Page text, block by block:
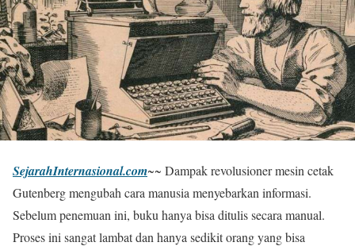
SejarahInternasional.com~~ Dampak revolusioner mesin cetak
Gutenberg mengubah cara manusia menyebarkan informasi.
Sebelum penemuan ini, buku hanya bisa ditulis secara manual.
Proses ini sangat lambat dan hanya sedikit orang yang bisa